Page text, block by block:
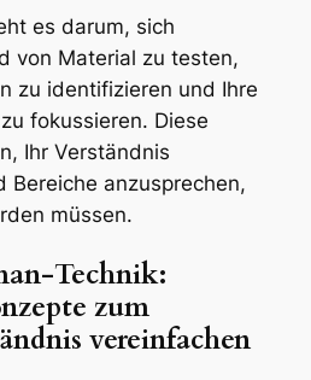
es darum, sich
von Material zu testen,
zu identifizieren und Ihre
fokussieren. Diese
Ihr Verständnis
Bereiche anzusprechen,
müssen.
Technik:
zum
vereinfachen